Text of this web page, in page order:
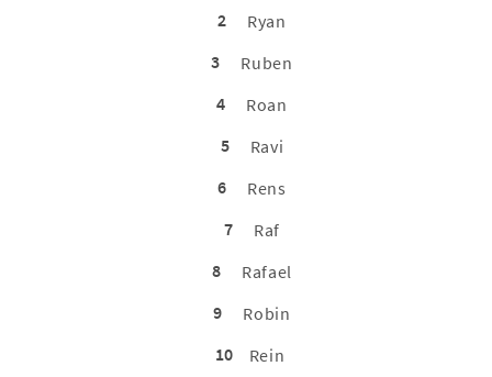
2
Ryan
3
Ruben
4
Roan
5
Ravi
6
Rens
7
Raf
8
Rafael
9
Robin
10
Rein